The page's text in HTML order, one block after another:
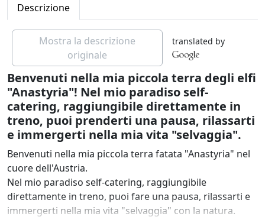
Descrizione
Mostra la descrizione
originale
translated by
Benvenuti nella mia piccola terra degli elfi
"Anastyria"! Nel mio paradiso self-
catering, raggiungibile direttamente in
treno, puoi prenderti una pausa, rilassarti
e immergerti nella mia vita "selvaggia".
Benvenuti nella mia piccola terra fatata "Anastyria" nel
cuore dell'Austria.
Nel mio paradiso self-catering, raggiungibile
direttamente in treno, puoi fare una pausa, rilassarti e
immergerti nella mia vita "selvaggia" con la natura.